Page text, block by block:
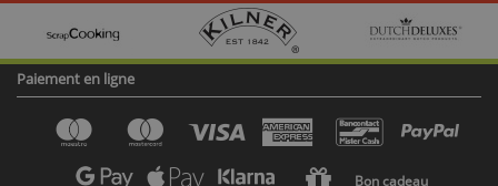
Paiement en ligne
Bon cadeau